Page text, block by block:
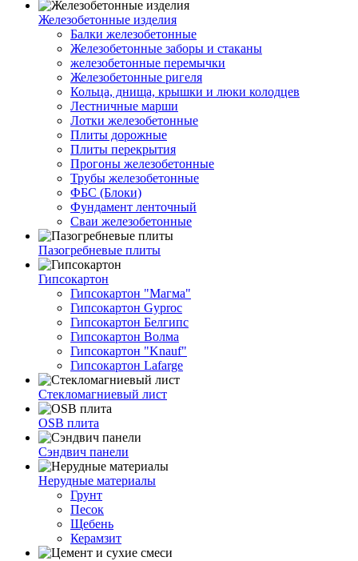
Железобетонные изделия
Балки железобетонные
Железобетонные заборы и стаканы
железобетонные перемычки
Железобетонные ригеля
Кольца, днища, крышки и люки колодцев
Лестничные марши
Лотки железобетонные
Плиты дорожные
Плиты перекрытия
Прогоны железобетонные
Трубы железобетонные
ФБС (Блоки)
Фундамент ленточный
Сваи железобетонные
Пазогребневые плиты
Гипсокартон
Гипсокартон "Магма"
Гипсокартон Gyproc
Гипсокартон Белгипс
Гипсокартон Волма
Гипсокартон "Knauf"
Гипсокартон Lafarge
Стекломагниевый лист
OSB плита
Сэндвич панели
Нерудные материалы
Грунт
Песок
Щебень
Керамзит